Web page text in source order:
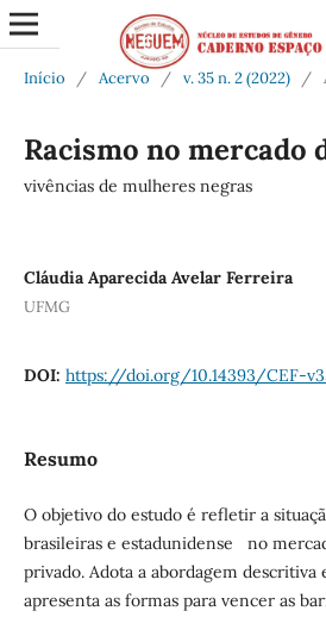
Início / Acervo / v. 35 n. 2 (2022) /
Racismo no mercado
vivências de mulheres negras
Cláudia Aparecida Avelar Ferreira
UFMG
DOI: https://doi.org/10.14393/CEF-
Resumo
O objetivo do estudo é refletir a
brasileiras e estadunidense no
privado. Adota a abordagem descritiva
apresenta as formas para vencer as